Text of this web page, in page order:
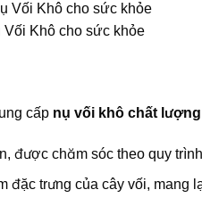
Khô cho sức khỏe
cấp nụ vối khô chất lượng
được chăm sóc theo quy
đặc trưng của cây vối, mang